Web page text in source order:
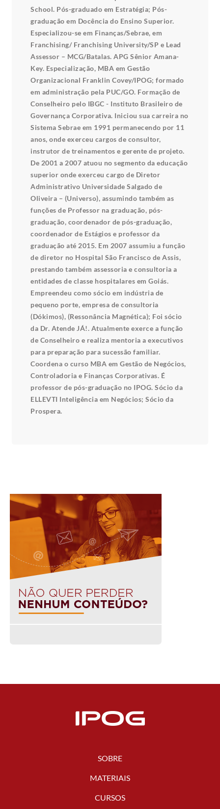
School. Pós-graduado em Estratégia; Pós-
graduação em Docência do Ensino Superior.
Especializou-se em Finanças/Sebrae, em
Franchising/ Franchising University/SP e Lead
Assessor – MCG/Batalas. APG Sênior Amana-
Key. Especialização, MBA em Gestão
Organizacional Franklin Covey/IPOG; formado
em administração pela PUC/GO. Formação de
Conselheiro pelo IBGC - Instituto Brasileiro de
Governança Corporativa. Iniciou sua carreira no
Sistema Sebrae em 1991 permanecendo por 11
anos, onde exerceu cargos de consultor,
instrutor de treinamentos e gerente de projeto.
De 2001 a 2007 atuou no segmento da educação
superior onde exerceu cargo de Diretor
Administrativo Universidade Salgado de
Oliveira – (Universo), assumindo também as
funções de Professor na graduação, pós-
graduação, coordenador de pós-graduação,
coordenador de Estágios e professor da
graduação até 2015. Em 2007 assumiu a função
de diretor no Hospital São Francisco de Assis,
prestando também assessoria e consultoria a
entidades de classe hospitalares em Goiás.
Empreendeu como sócio em indústria de
pequeno porte, empresa de consultoria
(Dókimos), (Ressonância Magnética); Foi sócio
da Dr. Atende JÁ!. Atualmente exerce a função
de Conselheiro e realiza mentoria a executivos
para preparação para sucessão familiar.
Coordena o curso MBA em Gestão de Negócios,
Controladoria e Finanças Corporativas. É
professor de pós-graduação no IPOG. Sócio da
ELLEVTI Inteligência em Negócios; Sócio da
Prospera.
SOBRE
MATERIAIS
CURSOS